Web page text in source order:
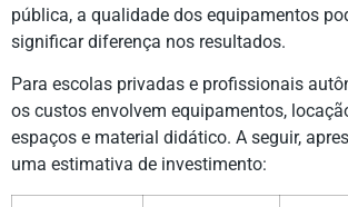
pública, a qualidade dos equipamentos
significar diferença nos resultados.
Para escolas privadas e profissionais
os custos envolvem equipamentos,
espaços e material didático. A seguir,
uma estimativa de investimento: